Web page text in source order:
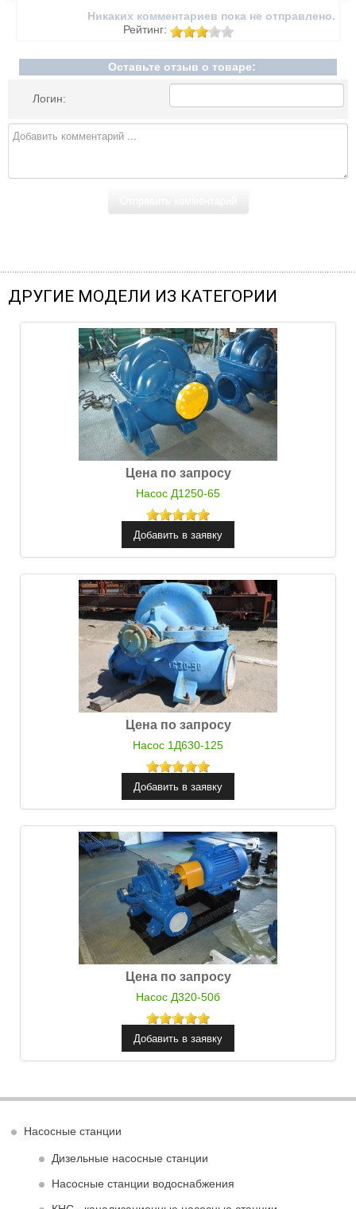
Никаких комментариев пока не отправлено.
Рейтинг:
Оставьте отзыв о товаре:
Логин:
ДРУГИЕ МОДЕЛИ ИЗ КАТЕГОРИИ
Цена по запросу
Насос Д1250-65
Цена по запросу
Насос 1Д630-125
Цена по запросу
Насос Д320-50б
Насосные станции
Дизельные насосные станции
Насосные станции водоснабжения